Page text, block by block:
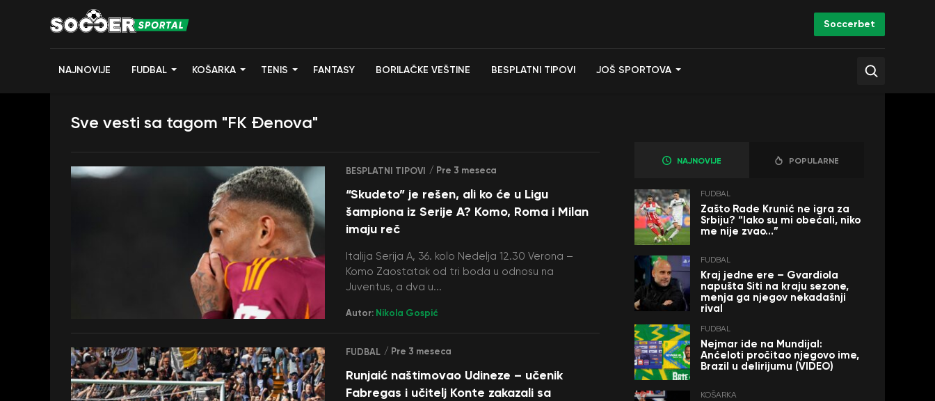
Soccerbet
NAJNOVIJE FUDBAL KOŠARKA TENIS FANTASY BORILAČKE VEŠTINE BESPLATNI TIPOVI JOŠ SPORTOVA
Sve vesti sa tagom "FK Đenova"
BESPLATNI TIPOVI / Pre 3 meseca
“Skudeto” je rešen, ali ko će u Ligu
šampiona iz Serije A? Komo, Roma i Milan
imaju reč
Italija Serija A, 36. kolo Nedelja 12.30 Verona –
Komo Zaostatak od tri boda u odnosu na
Juventus, a dva u...
Autor: Nikola Gospić
FUDBAL / Pre 3 meseca
Runjaić naštimovao Udineze – učenik
Fabregas i učitelj Konte zakazali sa
NAJNOVIJE POPULARNE
FUDBAL
Zašto Rade Krunić ne igra za
Srbiju? “Iako su mi obećali, niko
me nije zvao…”
FUDBAL
Kraj jedne ere – Gvardiola
napušta Siti na kraju sezone,
menja ga njegov nekadašnji
rival
FUDBAL
Nejmar ide na Mundijal:
Anćeloti pročitao njegovo ime,
Brazil u delirijumu (VIDEO)
KOŠARKA